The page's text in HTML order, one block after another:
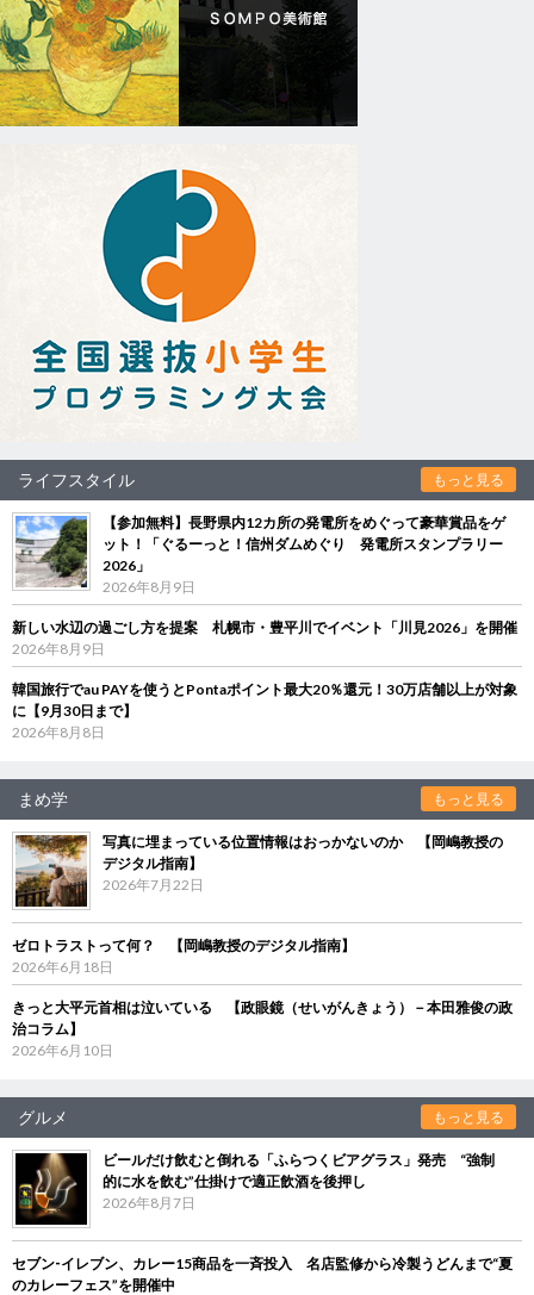
ライフスタイル もっと見る
【参加無料】長野県内12カ所の発電所をめぐって豪華賞品をゲ
ット！「ぐるーっと！信州ダムめぐり 発電所スタンプラリー
2026」
2026年8月9日
新しい水辺の過ごし方を提案 札幌市・豊平川でイベント「川見2026」を開催
2026年8月9日
韓国旅行でau PAYを使うとPontaポイント最大20％還元！30万店舗以上が対象
に【9月30日まで】
2026年8月8日
まめ学 もっと見る
写真に埋まっている位置情報はおっかないのか 【岡嶋教授の
デジタル指南】
2026年7月22日
ゼロトラストって何？ 【岡嶋教授のデジタル指南】
2026年6月18日
きっと大平元首相は泣いている 【政眼鏡（せいがんきょう）－本田雅俊の政
治コラム】
2026年6月10日
グルメ もっと見る
ビールだけ飲むと倒れる「ふらつくビアグラス」発売 “強制
的に水を飲む”仕掛けで適正飲酒を後押し
2026年8月7日
セブン‐イレブン、カレー15商品を一斉投入 名店監修から冷製うどんまで“夏
のカレーフェス”を開催中